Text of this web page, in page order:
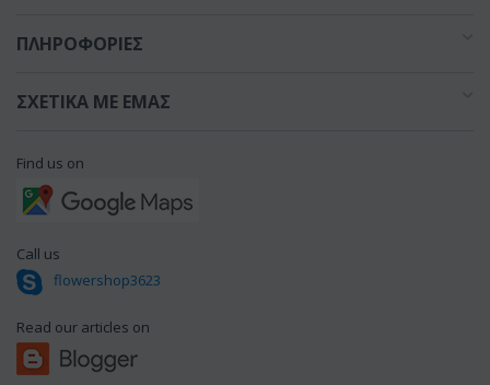
ΠΛΗΡΟΦΟΡΊΕΣ
ΣΧΕΤΙΚΆ ΜΕ ΕΜΆΣ
Find us on
Call us
flowershop3623
Read our articles on